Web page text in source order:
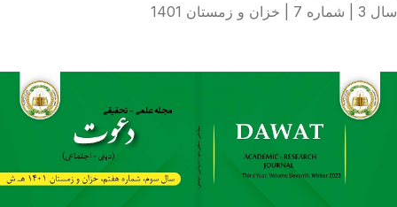
سال 3 | شماره 7 | خزان و زمستان 1401